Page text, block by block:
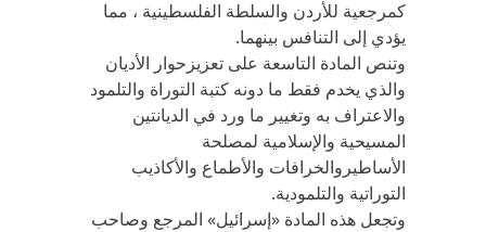
كمرجعية للأردن والسلطة الفلسطينية ، مما
يؤدي إلى التنافس بينهما.
وتنص المادة التاسعة على تعزيزحوار الأديان
والذي يخدم فقط ما دونه كتبة التوراة والتلمود
والاعتراف به وتغيير ما ورد في الديانتين
المسيحية والإسلامية لمصلحة
الأساطيروالخرافات والأطماع والأكاذيب
التوراتية والتلمودية.
وتجعل هذه المادة «إسرائيل» المرجع وصاحب